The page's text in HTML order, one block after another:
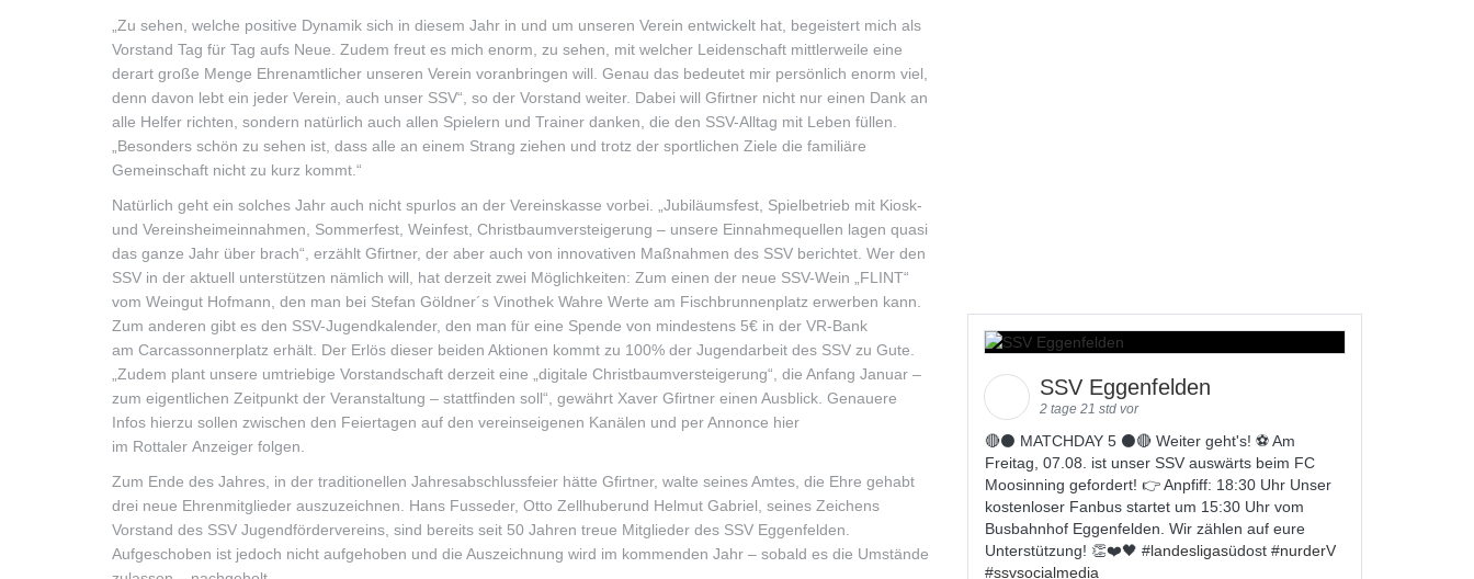
„Zu sehen, welche positive Dynamik sich in diesem Jahr in und um unseren Verein entwickelt hat, begeistert mich als
Vorstand Tag für Tag aufs Neue. Zudem freut es mich enorm, zu sehen, mit welcher Leidenschaft mittlerweile eine
derart große Menge Ehrenamtlicher unseren Verein voranbringen will. Genau das bedeutet mir persönlich enorm viel,
denn davon lebt ein jeder Verein, auch unser SSV“, so der Vorstand weiter. Dabei will Gfirtner nicht nur einen Dank an
alle Helfer richten, sondern natürlich auch allen Spielern und Trainer danken, die den SSV-Alltag mit Leben füllen.
„Besonders schön zu sehen ist, dass alle an einem Strang ziehen und trotz der sportlichen Ziele die familiäre
Gemeinschaft nicht zu kurz kommt.“
Natürlich geht ein solches Jahr auch nicht spurlos an der Vereinskasse vorbei. „Jubiläumsfest, Spielbetrieb mit Kiosk-
und Vereinsheimeinnahmen, Sommerfest, Weinfest, Christbaumversteigerung – unsere Einnahmequellen lagen quasi
das ganze Jahr über brach“, erzählt Gfirtner, der aber auch von innovativen Maßnahmen des SSV berichtet. Wer den
SSV in der aktuell unterstützen nämlich will, hat derzeit zwei Möglichkeiten: Zum einen der neue SSV-Wein „FLINT“
vom Weingut Hofmann, den man bei Stefan Göldner´s Vinothek Wahre Werte am Fischbrunnenplatz erwerben kann.
Zum anderen gibt es den SSV-Jugendkalender, den man für eine Spende von mindestens 5€ in der VR-Bank
am Carcassonnerplatz erhält. Der Erlös dieser beiden Aktionen kommt zu 100% der Jugendarbeit des SSV zu Gute.
„Zudem plant unsere umtriebige Vorstandschaft derzeit eine „digitale Christbaumversteigerung“, die Anfang Januar –
zum eigentlichen Zeitpunkt der Veranstaltung – stattfinden soll“, gewährt Xaver Gfirtner einen Ausblick. Genauere
Infos hierzu sollen zwischen den Feiertagen auf den vereinseigenen Kanälen und per Annonce hier
im Rottaler Anzeiger folgen.
Zum Ende des Jahres, in der traditionellen Jahresabschlussfeier hätte Gfirtner, walte seines Amtes, die Ehre gehabt
drei neue Ehrenmitglieder auszuzeichnen. Hans Fusseder, Otto Zellhuberund Helmut Gabriel, seines Zeichens
Vorstand des SSV Jugendfördervereins, sind bereits seit 50 Jahren treue Mitglieder des SSV Eggenfelden.
Aufgeschoben ist jedoch nicht aufgehoben und die Auszeichnung wird im kommenden Jahr – sobald es die Umstände
SSV Eggenfelden
2 tage 21 std vor
🔴⚫️ MATCHDAY 5 ⚫️🔴 Weiter geht's! ⚽ Am
Freitag, 07.08. ist unser SSV auswärts beim FC
Moosinning gefordert! 👉 Anpfiff: 18:30 Uhr Unser
kostenloser Fanbus startet um 15:30 Uhr vom
Busbahnhof Eggenfelden. Wir zählen auf eure
Unterstützung! 👏❤️🖤 #landesligasüdost #nurderV
#ssvsocialmedia